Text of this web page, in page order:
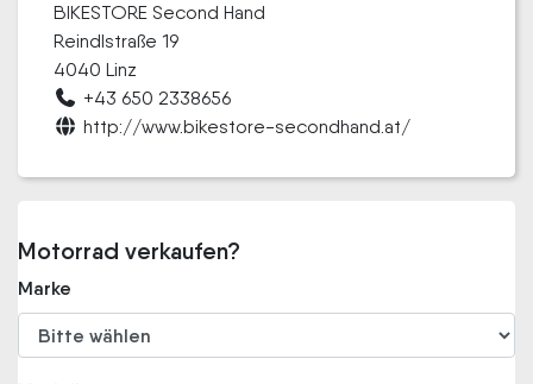
BIKESTORE Second Hand
Reindlstraße 19
4040 Linz
+43 650 2338656
http://www.bikestore-secondhand.at/
Motorrad verkaufen?
Marke